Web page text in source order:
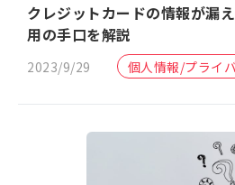
クレジットカードの情報が漏
用の手口を解説
2023/9/29 個人情報/プライ